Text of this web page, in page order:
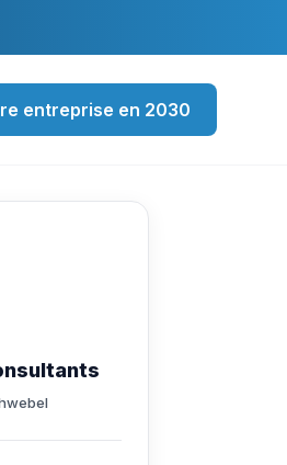
entreprise en 2030